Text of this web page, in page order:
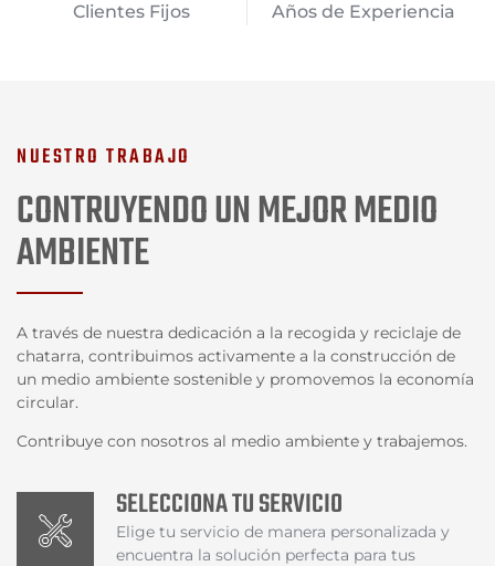
Clientes Fijos Años de Experiencia
NUESTRO TRABAJO
CONTRUYENDO UN MEJOR MEDIO
AMBIENTE
A través de nuestra dedicación a la recogida y reciclaje de
chatarra, contribuimos activamente a la construcción de
un medio ambiente sostenible y promovemos la economía
circular.
Contribuye con nosotros al medio ambiente y trabajemos.
SELECCIONA TU SERVICIO
Elige tu servicio de manera personalizada y
encuentra la solución perfecta para tus